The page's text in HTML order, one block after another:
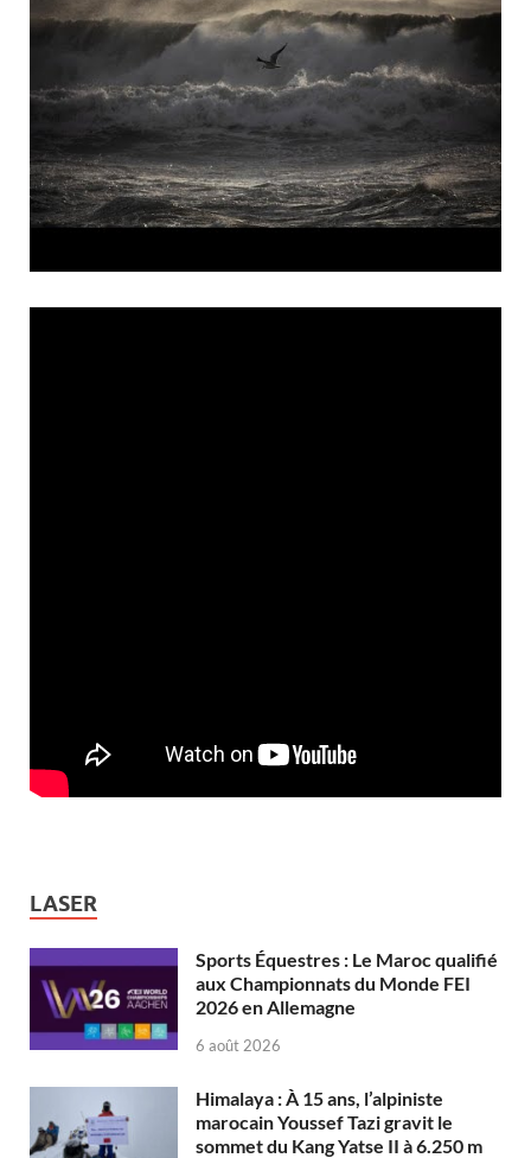
LASER
Sports Équestres : Le Maroc qualifié
aux Championnats du Monde FEI
2026 en Allemagne
6 août 2026
Himalaya : À 15 ans, l’alpiniste
marocain Youssef Tazi gravit le
sommet du Kang Yatse II à 6.250 m